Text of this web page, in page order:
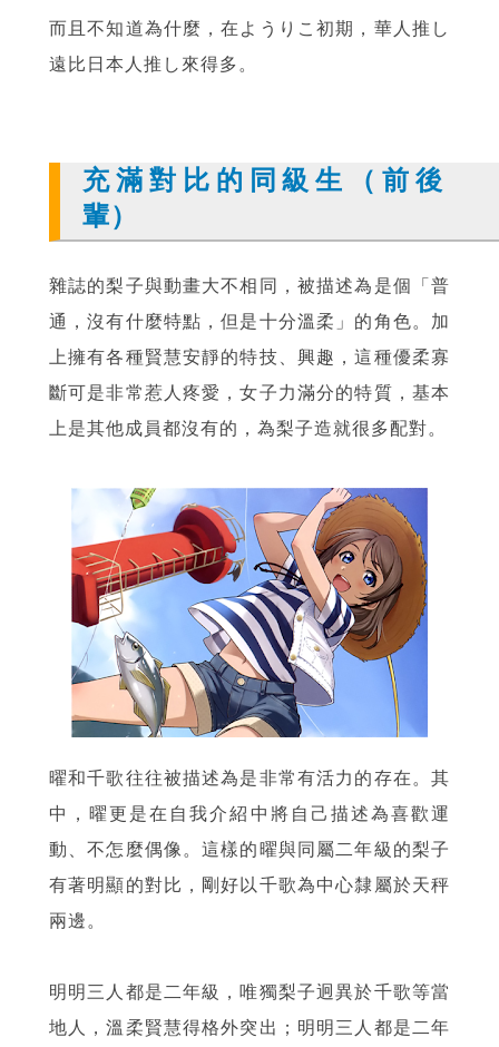
而且不知道為什麼，在ようりこ初期，華人推し
遠比日本人推し來得多。
充滿對比的同級生（前後
輩）
雜誌的梨子與動畫大不相同，被描述為是個「普
通，沒有什麼特點，但是十分溫柔」的角色。加
上擁有各種賢慧安靜的特技、興趣，這種優柔寡
斷可是非常惹人疼愛，女子力滿分的特質，基本
上是其他成員都沒有的，為梨子造就很多配對。
曜和千歌往往被描述為是非常有活力的存在。其
中，曜更是在自我介紹中將自己描述為喜歡運
動、不怎麼偶像。這樣的曜與同屬二年級的梨子
有著明顯的對比，剛好以千歌為中心隸屬於天秤
兩邊。
明明三人都是二年級，唯獨梨子迥異於千歌等當
地人，溫柔賢慧得格外突出；明明三人都是二年